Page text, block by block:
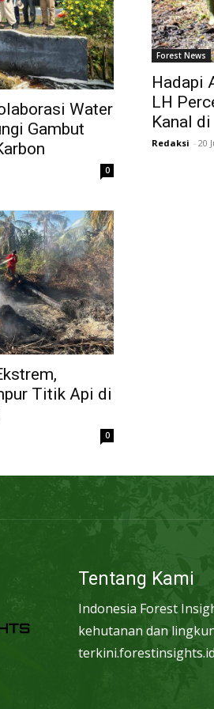
Water
Gambut
0
Forest News
Hadapi
LH
Kanal
Redaksi - 20
Titik Api di
0
Tentang Kami
Indonesia Forest
kehutanan dan